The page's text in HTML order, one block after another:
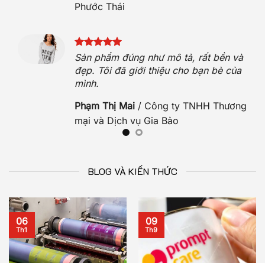
Phước Thái
Sản phẩm đúng như mô tả, rất bền và
đẹp. Tôi đã giới thiệu cho bạn bè của
mình.
Phạm Thị Mai / Công ty TNHH Thương
mại và Dịch vụ Gia Bảo
BLOG VÀ KIẾN THỨC
06
Th1
09
Th9